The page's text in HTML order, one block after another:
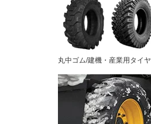
丸中ゴム/建機・産業用タイヤ